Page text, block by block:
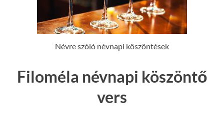
Névre szóló névnapi köszöntések
Filoméla névnapi köszöntő
vers